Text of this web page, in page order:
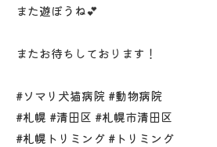
また遊ぼうね💕︎
またお待ちしております！
#ソマリ犬猫病院 #動物病院
#札幌 #清田区 #札幌市清田区
#札幌トリミング #トリミング